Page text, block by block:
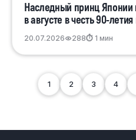
Наследный принц Японии
в августе в честь 90-
20.07.2026 288⏱ 1 мин
1 2 3 4